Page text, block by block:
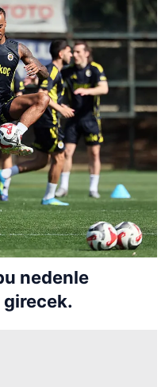
nedenle
girecek.